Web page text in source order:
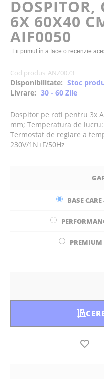
the
images
gallery
DOSPITOR,
6X 60X40
AIF0050
Fii primul în a face o recenzie
Cod produs ANZ0073
Disponibilitate: Stoc
Livrare: 30 - 60 Zile
Dospitor pe roti pentru 3x
mm; Temperatura de lucru:
Termostat de reglare a
230V/1N+F/50Hz
BASE
PREMIUM